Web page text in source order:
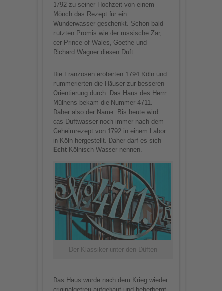
1792 zu seiner Hochzeit von einem
Mönch das Rezept für ein
Wunderwasser geschenkt. Schon bald
nutzten Promis wie der russische Zar,
der Prince of Wales, Goethe und
Richard Wagner diesen Duft.
Die Franzosen eroberten 1794 Köln und
nummerierten die Häuser zur besseren
Orientierung durch. Das Haus des Herrn
Mülhens bekam die Nummer 4711.
Daher also der Name. Bis heute wird
das Duftwasser noch immer nach dem
Geheimrezept von 1792 in einem Labor
in Köln hergestellt. Daher darf es sich
EchtKölnisch Wasser nennen.
Der Klassiker unter den Düften
Das Haus wurde nach dem Krieg wieder
originalgetreu aufgebaut und beherbergt